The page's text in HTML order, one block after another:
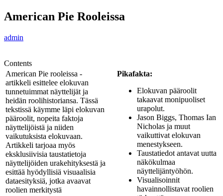
American Pie Rooleissa
admin
Contents
American Pie rooleissa -
artikkeli esittelee elokuvan
tunnetuimmat näyttelijät ja
heidän roolihistoriansa. Tässä
tekstissä käymme läpi elokuvan
pääroolit, nopeita faktoja
näyttelijöistä ja niiden
vaikutuksista elokuvaan.
Artikkeli tarjoaa myös
eksklusiivisia taustatietoja
näyttelijöiden urakehityksestä ja
esittää hyödyllisiä visuaalisia
dataesityksiä, jotka avaavat
roolien merkitystä
Pikafakta:
Elokuvan pääroolit
takaavat monipuoliset
urapolut.
Jason Biggs, Thomas Ian
Nicholas ja muut
vaikuttivat elokuvan
menestykseen.
Taustatiedot antavat uutta
näkökulmaa
näyttelijäntyöhön.
Visualisoinnit
havainnollistavat roolien